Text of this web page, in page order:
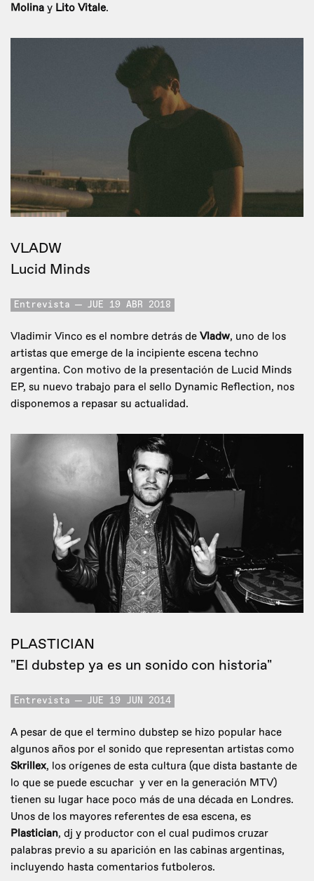
Molina y Lito Vitale.
VLADW
Lucid Minds
Entrevista JUE 19 ABR 2018
Vladimir Vinco es el nombre detrás de Vladw, uno de los
artistas que emerge de la incipiente escena techno
argentina. Con motivo de la presentación de Lucid Minds
EP, su nuevo trabajo para el sello Dynamic Reflection, nos
disponemos a repasar su actualidad.
PLASTICIAN
"El dubstep ya es un sonido con historia"
Entrevista JUE 19 JUN 2014
A pesar de que el termino dubstep se hizo popular hace
algunos años por el sonido que representan artistas como
Skrillex, los orígenes de esta cultura (que dista bastante de
lo que se puede escuchar y ver en la generación MTV)
tienen su lugar hace poco más de una década en Londres.
Unos de los mayores referentes de esa escena, es
Plastician, dj y productor con el cual pudimos cruzar
palabras previo a su aparición en las cabinas argentinas,
incluyendo hasta comentarios futboleros.